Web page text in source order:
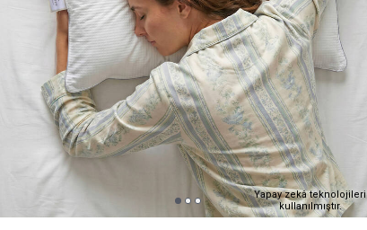
Yapay zekâ teknolojileri
kullanılmıştır.